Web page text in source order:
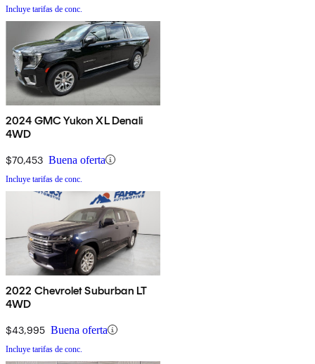
Incluye tarifas de conc.
2024 GMC Yukon XL Denali
4WD
$70,453 Buena oferta
Incluye tarifas de conc.
2022 Chevrolet Suburban LT
4WD
$43,995 Buena oferta
Incluye tarifas de conc.